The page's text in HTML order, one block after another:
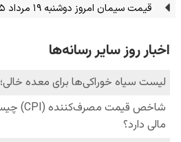
قیمت سیمان امروز دوشنبه ۱۹ مرداد ۱۴۰۵